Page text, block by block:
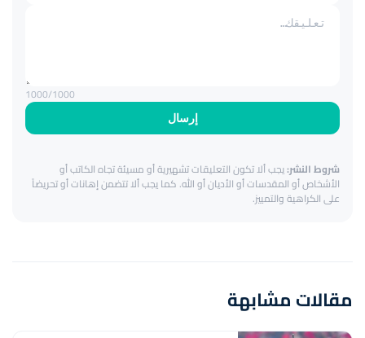
إرسال
1000/1000
شروط النشر:يجب ألا تكون التعليقات تشهيرية أو مسيئة تجاه الكاتب أو
الأشخاص أو المقدسات أو الأديان أو الله. كما يجب ألا تتضمن إهانات أو تحريضاً
على الكراهية والتمييز.
مقالات مشابهة